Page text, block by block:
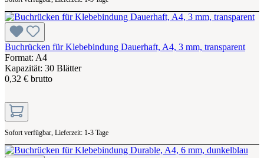
Buchrücken für Klebebindung Dauerhaft, A4, 3 mm, transparent
Format: A4
Kapazität: 30 Blätter
0,32 € brutto
Sofort verfügbar, Lieferzeit: 1-3 Tage